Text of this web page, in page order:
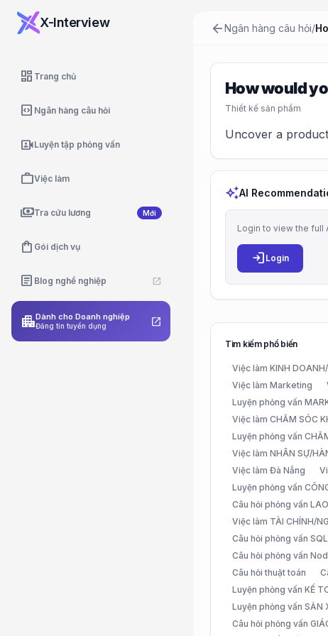
X-Interview
dashboard Trang chủ
code_blocks Ngân hàng câu hỏi
video_camera_frontLuyện tập phỏng vấn
workViệc làm
paymentsTra cứu lương Mới
shopping_bag Gói dịch vụ
article Blog nghề nghiệp open_in_new
apartmentDành cho Doanh nghiệp
Đăng tin tuyển dụng open_in_new
arrow_backNgân hàng câu hỏi/
How would
Thiết kế sản phẩm
Uncover a
auto_awesomeAI
Login to view the full
login Login
Tìm kiếm phổ biến
Việc làm KINH
Việc làm Marketing
Luyện phỏng vấn
Việc làm CHĂM SÓC
Luyện phỏng vấn
Việc làm NHÂN SỰ/
Việc làm Đà Nẵng
Luyện phỏng vấn
Câu hỏi phỏng vấn
Việc làm TÀI CHÍNH/
Câu hỏi phỏng vấn SQL
Câu hỏi phỏng vấn
Câu hỏi thuật toán
Luyện phỏng vấn KẾ
Luyện phỏng vấn SẢN
Câu hỏi phỏng vấn